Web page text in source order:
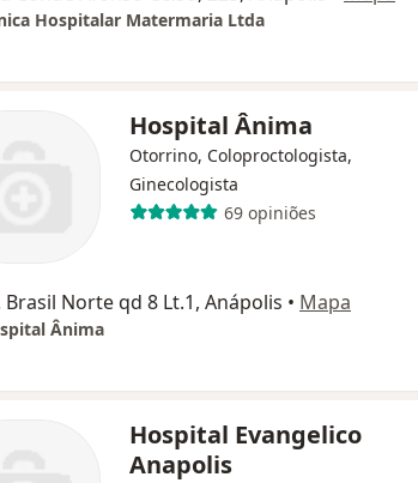
Hospitalar Matermaria Ltda
Hospital Ânima
Otorrino, Coloproctologista,
Ginecologista
69 opiniões
Brasil Norte qd 8 Lt.1, Anápolis • Mapa
Ânima
Hospital Evangelico
Anapolis